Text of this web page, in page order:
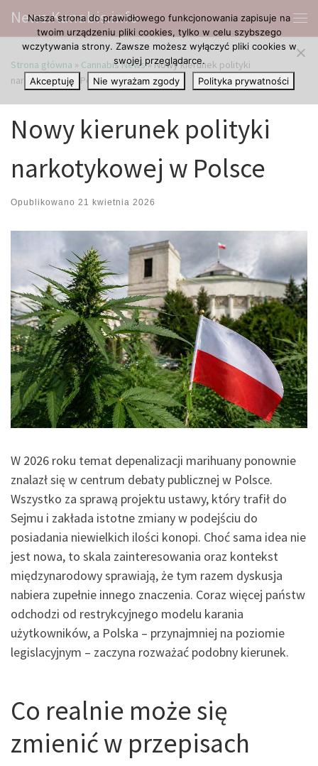
Przejdź do treści
News.Kanabis.info
Strona główna » Cannabis News »Nowy kierunek polityki
narkotykowej w Polsce
Nowy kierunek polityki
narkotykowej w Polsce
Opublikowano 21 kwietnia 2026
W 2026 roku temat depenalizacji marihuany ponownie
znalazł się w centrum debaty publicznej w Polsce.
Wszystko za sprawą projektu ustawy, który trafił do
Sejmu i zakłada istotne zmiany w podejściu do
posiadania niewielkich ilości konopi. Choć sama idea nie
jest nowa, to skala zainteresowania oraz kontekst
międzynarodowy sprawiają, że tym razem dyskusja
nabiera zupełnie innego znaczenia. Coraz więcej państw
odchodzi od restrykcyjnego modelu karania
użytkowników, a Polska – przynajmniej na poziomie
legislacyjnym – zaczyna rozważać podobny kierunek.
Co realnie może się
zmienić w przepisach
Nasza strona do prawidłowego funkcjonowania zapisuje na
twoim urządzeniu pliki cookies, tylko w celu szybszego
wczytywania strony. Zawsze możesz wyłączyć pliki cookies w
swojej przeglądarce.
Akceptuję
Nie wyrażam zgody Polityka prywatności